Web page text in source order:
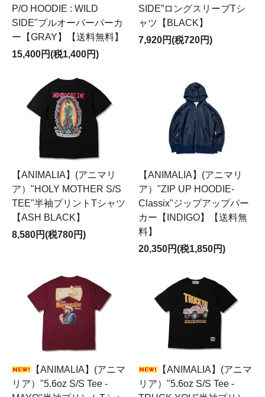
P/O HOODIE : WILD
SIDE"プルオーバーパーカ
ー【GRAY】【送料無料】
15,400円(税1,400円)
SIDE”ロングスリーブTシ
ャツ【BLACK】
7,920円(税720円)
【ANIMALIA】(アニマリ
ア）"HOLY MOTHER S/S
TEE"半袖プリントTシャツ
【ASH BLACK】
8,580円(税780円)
【ANIMALIA】(アニマリ
ア）"ZIP UP HOODIE-
Classix"ジップアップパー
カー【INDIGO】【送料無
料】
20,350円(税1,850円)
【ANIMALIA】(アニマ
リア）"5.6oz S/S Tee -
【ANIMALIA】(アニマ
リア）"5.6oz S/S Tee -